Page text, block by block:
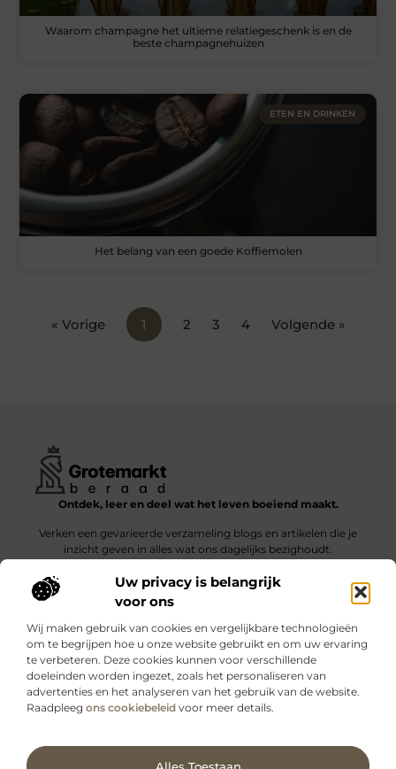
Uw privacy is belangrijk
voor ons
Wij maken gebruik van cookies en vergelijkbare technologieën
om te begrijpen hoe u onze website gebruikt en om uw ervaring
te verbeteren. Deze cookies kunnen voor verschillende
doeleinden worden ingezet, zoals het personaliseren van
advertenties en het analyseren van het gebruik van de website.
Raadpleeg ons cookiebeleid voor meer details.
Alles Toestaan Ga Naar
Waarom champagne het ultieme relatiegeschenk is en de
beste champagnehuizen
ETEN EN DRINKEN
Het belang van een goede Koffiemolen
« Vorige 1 2 3 4 Volgende »
Ontdek, leer en deel wat het leven boeiend maakt.
Verken een gevarieerde verzameling blogs en artikelen die je
inzicht geven in alles wat ons dagelijks bezighoudt.
Bericht categorie
Onze informatie